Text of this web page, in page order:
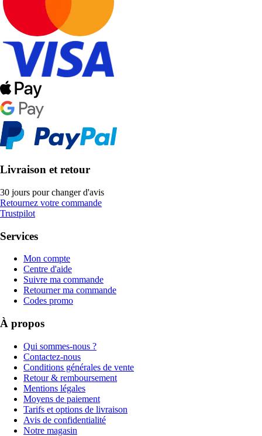
Livraison et retour
30 jours pour changer d'avis
Retournez votre commande
Trustpilot
Services
Mon compte
Centre d'aide
Suivre ma commande
Retourner ma commande
Codes promo
À propos
Qui sommes-nous ?
Contactez-nous
Conditions générales de vente
Retour & remboursement
Mentions légales
Moyens de paiement
Tarifs et options de livraison
Avis de confidentialité
Notre magasin